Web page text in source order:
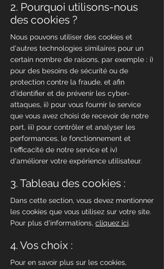
2. Pourquoi utilisons-nous
des cookies ?
Nous pouvons utiliser des cookies et
d'autres technologies similaires pour un
certain nombre de raisons, par exemple : i)
pour des besoins de sécurité ou de
protection contre la fraude, et afin
d'identifier et de prévenir les cyber-
attaques, ii) pour vous fournir le service
que vous avez choisi de recevoir de notre
part, iii) pour contrôler et analyser les
performances, le fonctionnement et
l'efficacité de notre service et iv)
d'améliorer votre expérience utilisateur.
3. Tableau des cookies :
Dans cette section, vous devez mentionner
les cookies que vous utilisez sur votre site.
Pour plus d'informations, cliquez ici.
4. Vos choix :
Pour en savoir plus sur les cookies,